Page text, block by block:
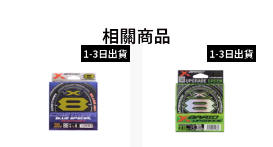
相關商品
1-3日出貨 1-3日出貨